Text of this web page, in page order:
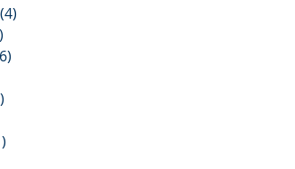
(4)